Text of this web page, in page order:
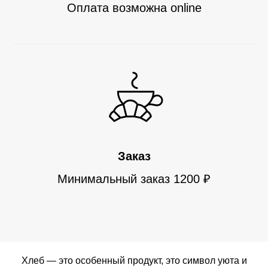
Оплата возможна online
Заказ
Минимальный заказ 1200 ₽
Хлеб — это особенный продукт, это символ уюта и